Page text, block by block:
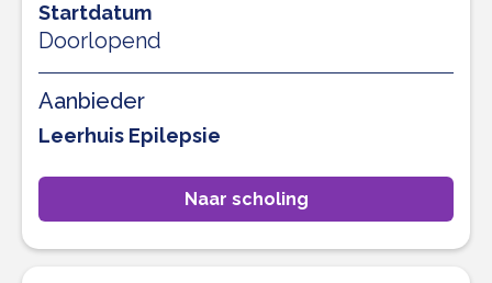
Startdatum
Doorlopend
Aanbieder
Leerhuis Epilepsie
Naar scholing